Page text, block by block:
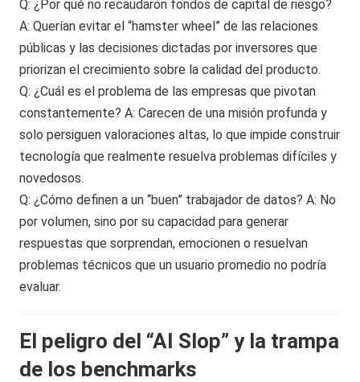
Q: ¿Por qué no recaudaron fondos de capital de riesgo?
A: Querían evitar el “hamster wheel” de las relaciones
públicas y las decisiones dictadas por inversores que
priorizan el crecimiento sobre la calidad del producto.
Q: ¿Cuál es el problema de las empresas que pivotan
constantemente? A: Carecen de una misión profunda y
solo persiguen valoraciones altas, lo que impide construir
tecnología que realmente resuelva problemas difíciles y
novedosos.
Q: ¿Cómo definen a un “buen” trabajador de datos? A: No
por volumen, sino por su capacidad para generar
respuestas que sorprendan, emocionen o resuelvan
problemas técnicos que un usuario promedio no podría
evaluar.
El peligro del “AI Slop” y la trampa
de los benchmarks